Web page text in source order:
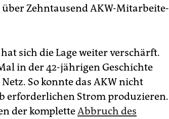
über Zehntausend AKW-Mit­ar­bei­te­
sich die Lage weiter verschärft.
in der 42-jährigen Geschichte
So konnte das AKW nicht
erforderlichen Strom produzieren.
der kompletteAbbruch des